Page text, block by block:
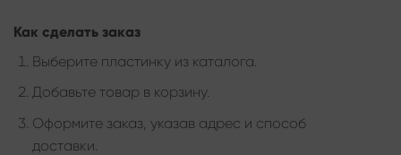
Как сделать заказ
Выберите пластинку из каталога.
Добавьте товар в корзину.
Оформите заказ, указав адрес и способ
доставки.